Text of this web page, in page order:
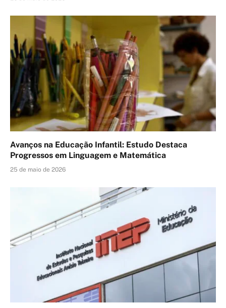
Avanços na Educação Infantil: Estudo Destaca
Progressos em Linguagem e Matemática
25 de maio de 2026